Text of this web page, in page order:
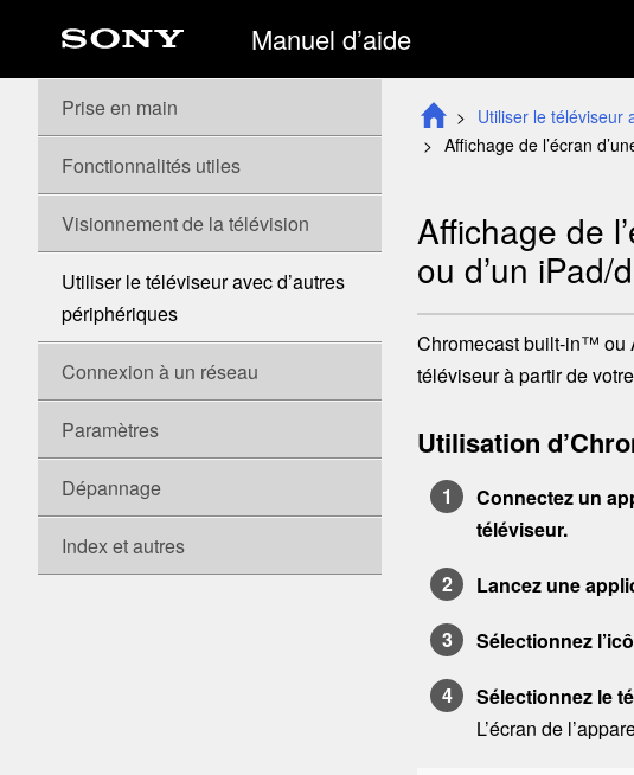
Manuel d’aide
Utiliser le téléviseur
Affichage de l’écran
Affichage de
ou d’un iPad/
Chromecast built-in™ ou
téléviseur à partir de
Utilisation d’
Connectez un
téléviseur.
Lancez une
Sélectionnez
Sélectionnez le
L’écran de
Prise en main
Fonctionnalités utiles
Visionnement de la télévision
Utiliser le téléviseur avec d’autres
périphériques
Connexion à un réseau
Paramètres
Dépannage
Index et autres